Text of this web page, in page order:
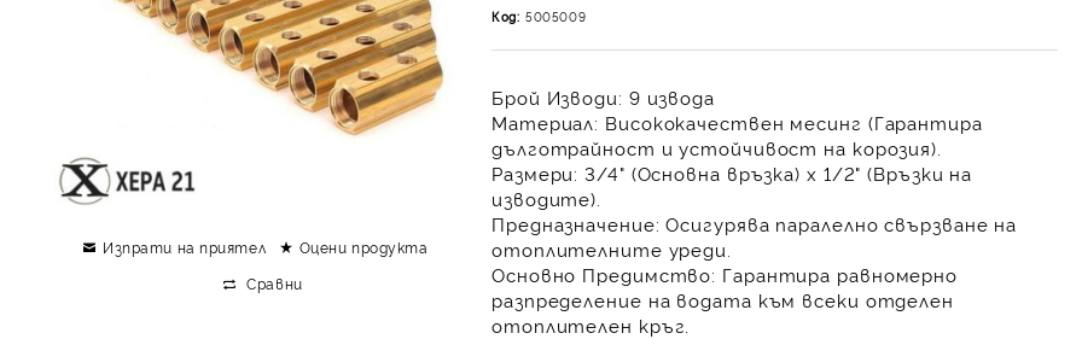
Код: 5005009
Брой Изводи: 9 извода
Материал: Висококачествен месинг (Гарантира
дълготрайност и устойчивост на корозия).
Размери: 3/4" (Основна връзка) х 1/2" (Връзки на
изводите)
Предназначение: Осигурява паралелно свързване на
отоплителните уреди.
Основно Предимство: Гарантира равномерно
разпределение на водата към всеки отделен
отоплителен кръг.
Изпрати на приятел
Оцени продукта
Сравни